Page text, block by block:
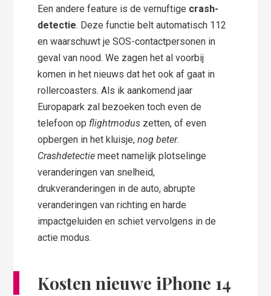
Een andere feature is de vernuftige crash-
detectie. Deze functie belt automatisch 112
en waarschuwt je SOS-contactpersonen in
geval van nood. We zagen het al voorbij
komen in het nieuws dat het ook af gaat in
rollercoasters. Als ik aankomend jaar
Europapark zal bezoeken toch even de
telefoon op flightmodus zetten, of even
opbergen in het kluisje,nog beter.
Crashdetectie meet namelijk plotselinge
veranderingen van snelheid,
drukveranderingen in de auto, abrupte
veranderingen van richting en harde
impactgeluiden en schiet vervolgens in de
actie modus.
Kosten nieuwe iPhone 14